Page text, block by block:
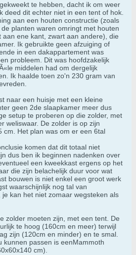
te hebben, dacht ik om weer
deed dit echter niet in een tent of hok.
aan een houten constructie (zoals
planten waren omringt met houten
aan ene kant, zwart aan andere), die
Ik gebruikte geen afzuiging of
in een dakappartement was
probleem. Dit was hoofdzakelijk
middelen had om dergelijk
Ik haalde toen zo'n 230 gram van
naar een huisje met een kleine
geen 2de slaapkamer meer dus
setup te proberen op die zolder, met
weliswaar. De zolder is op zijn
cm. Het plan was om er een 6tal
komen dat dit totaal niet
dus ben ik beginnen nadenken over
een kweekkast ergens op het
die zijn belachelijk duur voor wat
bouwen is niet enkel een groot werk
waarschijnlijk nog tal van
kan het niet zomaar wegsteken als
zolder moeten zijn, met een tent. De
te hoog (160cm en meer) terwijl
zijn (120cm en minder) en te smal.
kunnen passen is eenMammoth
cm).